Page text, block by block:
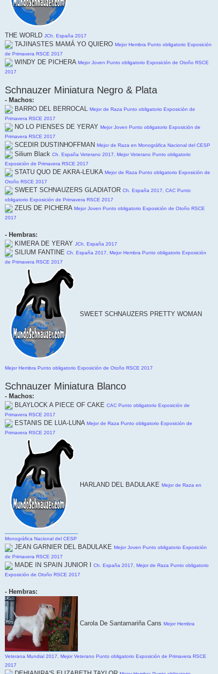
THE WORLD JCh. España 2017
TAJINASTES MAMÁ YO QUIERO Mejor Hembra Punto obligatorio Exposición
de Primavera RSCE 2017
WINDY DE PICHERA Mejor Joven Punto obligatorio Exposición de Otoño RSCE
2017
Schnauzer Miniatura Negro & Plata
- Machos:
BARRO DEL BERROCAL
Mejor de Raza Punto obligatorio Exposición de
Primavera RSCE 2017
NO LO PIENSES DE YERAY Mejor Joven Punto obligatorio Exposición de
Primavera RSCE 2017
SCEDIR DUSTINHOFFMAN Mejor de Raza en Monográfica Nacional del CESP
Silium Black Ch. España Veterano 2017, Mejor Veterano Punto obligatorio
Exposición de Primavera RSCE 2017
STATU QUO DE AKRA-LEUKA Mejor de Raza Punto obligatorio Exposición de
Otoño RSCE 2017
SWEET SCHNAUZERS GLADIATOR Ch. España 2017, CAC Punto
obligatorio Exposición de Primavera RSCE 2017
ZEUS DE PICHERA Mejor Joven Punto obligatorio Exposición de Otoño RSCE
2017
- Hembras:
KIMERA DE YERAY JCh. España 2017
SILIUM FANTINE Ch. España 2017, Mejor Hembra Punto obligatorio Exposición
de Primavera RSCE 2017
SWEET SCHNAUZERS PRETTY WOMAN
Mejor Hembra Punto obligatorio Exposición de Otoño RSCE 2017
Schnauzer Miniatura Blanco
- Machos:
BLAYLOCK A PIECE OF CAKE CAC Punto obligatorio Exposición de
Primavera RSCE 2017
ESTANIS DE LUA-LUNA Mejor de Raza Punto obligatorio Exposición de
Primavera RSCE 2017
HARLAND DEL BADULAKE Mejor de Raza en
Monográfica Nacional del CESP
JEAN GARNIER DEL BADULAKE Mejor Joven Punto obligatorio Exposición
de Primavera RSCE 2017
MADE IN SPAIN JUNIOR I
Ch. España 2017, Mejor de Raza Punto obligatorio
Exposición de Otoño RSCE 2017
- Hembras:
Carola De Santamariña Cans Mejor Hembra
Veterana Mundial 2017, Mejor Veterano Punto obligatorio Exposición de Primavera RSCE
2017